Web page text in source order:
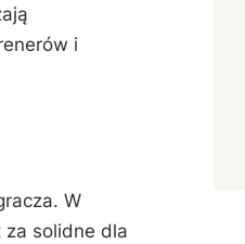
i
W
za solidne dla